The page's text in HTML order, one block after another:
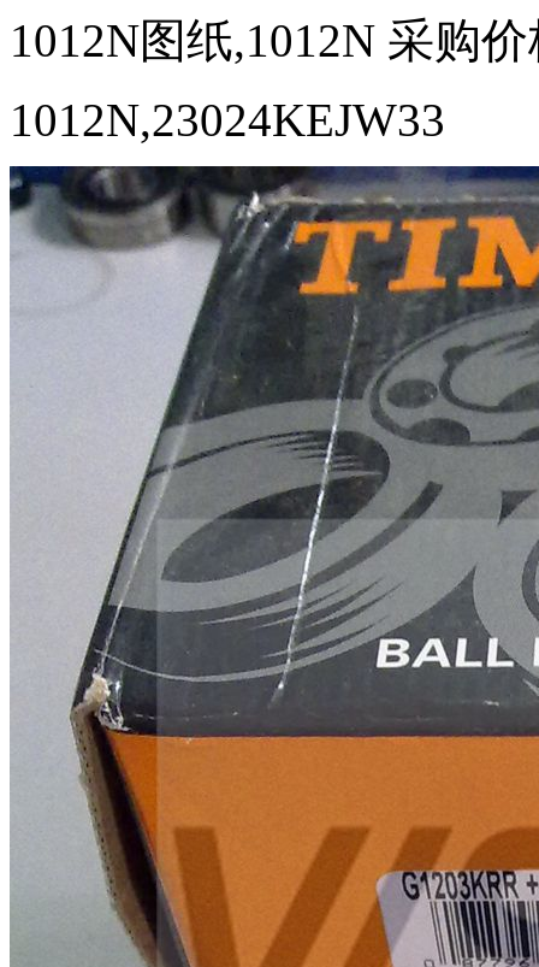
1012N图纸,1012N 采购
1012N,23024KEJW33